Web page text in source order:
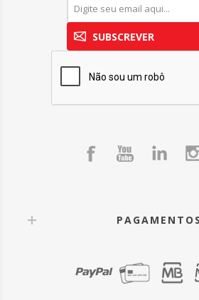
SUBSCREVER
PAGAMENTOS